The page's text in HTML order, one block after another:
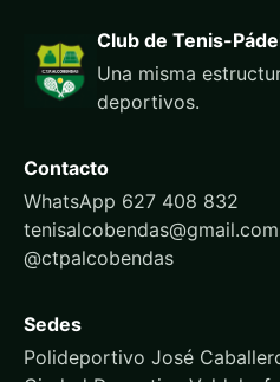
Club de Tenis-
Una misma
deportivos.
Contacto
WhatsApp 627 408 832
tenisalcobendas@gmail.com
@ctpalcobendas
Sedes
Polideportivo José